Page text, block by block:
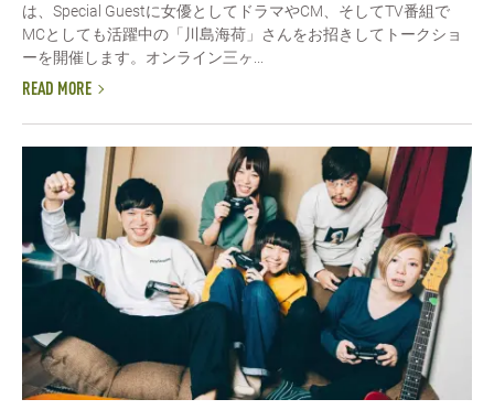
は、Special Guestに女優としてドラマやCM、そしてTV番組で
MCとしても活躍中の「川島海荷」さんをお招きしてトークショ
ーを開催します。オンライン三ヶ...
READ MORE